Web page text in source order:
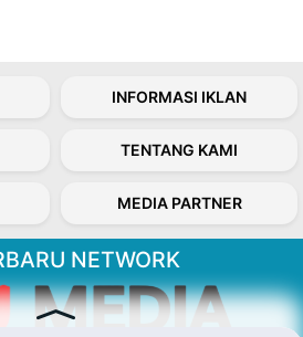
INFORMASI IKLAN
TENTANG KAMI
MEDIA PARTNER
NETWORK